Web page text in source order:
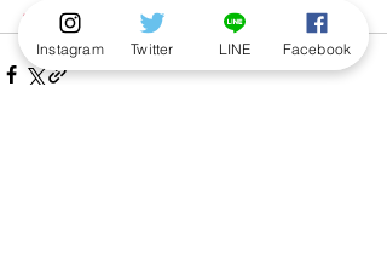
shimamura.com/html/faq.html
Instagram Twitter LINE Facebook